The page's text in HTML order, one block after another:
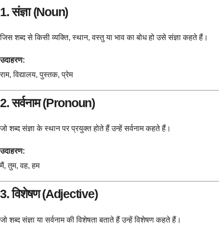
1. संज्ञा (Noun)
जिस शब्द से किसी व्यक्ति, स्थान, वस्तु या भाव का बोध हो उसे संज्ञा कहते हैं।
उदाहरण:
राम, विद्यालय, पुस्तक, प्रेम
2. सर्वनाम (Pronoun)
जो शब्द संज्ञा के स्थान पर प्रयुक्त होते हैं उन्हें सर्वनाम कहते हैं।
उदाहरण:
मैं, तुम, वह, हम
3. विशेषण (Adjective)
जो शब्द संज्ञा या सर्वनाम की विशेषता बताते हैं उन्हें विशेषण कहते हैं।